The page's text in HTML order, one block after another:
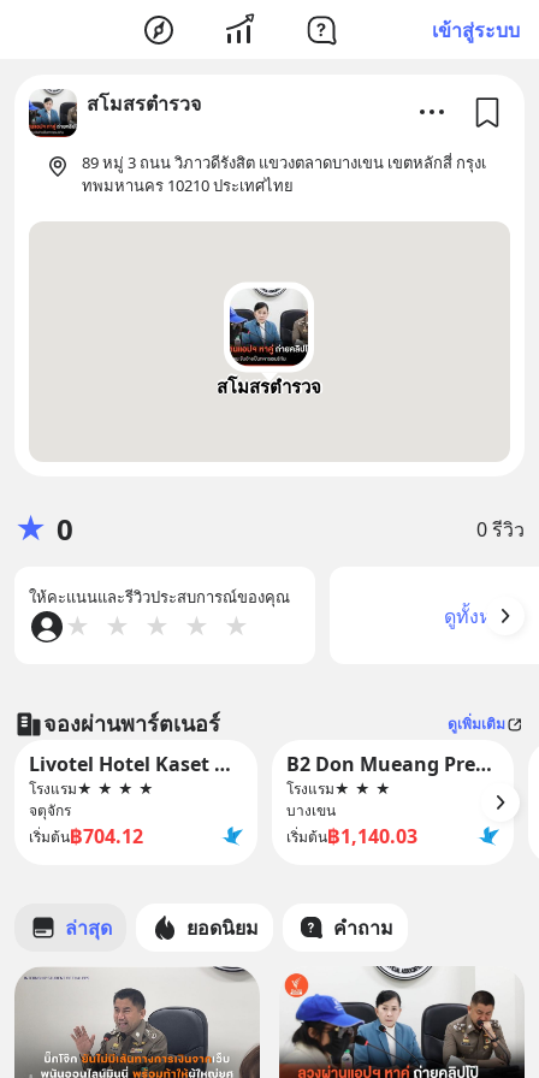
เข้าสู่ระบบ
สโมสรตำรวจ
89 หมู่ 3 ถนน วิภาวดีรังสิต แขวงตลาดบางเขน เขตหลักสี่ กรุงเ
ทพมหานคร 10210 ประเทศไทย
สโมสรตำรวจ
★ 0 0 รีวิว
ให้คะแนนและรีวิวประสบการณ์ของคุณ
★ ★ ★ ★ ★ ดูทั้งหมด
จองผ่านพาร์ตเนอร์ ดูเพิ่มเติม
Livotel Hotel Kaset Nawamin Bangkok
โรงแรม★ ★ ★ ★
จตุจักร
เริ่มต้น฿704.12
B2 Don Mueang Premier Hotel
โรงแรม★ ★ ★
บางเขน
เริ่มต้น฿1,140.03
ล่าสุด ยอดนิยม คำถาม